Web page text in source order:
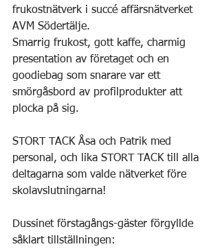
frukostnätverk i succé affärsnätverket
AVM Södertälje.
Smarrig frukost, gott kaffe, charmig
presentation av företaget och en
goodiebag som snarare var ett
smörgåsbord av profilprodukter att
plocka på sig.
STORT TACK Åsa och Patrik med
personal, och lika STORT TACK till alla
deltagarna som valde nätverket före
skolavslutningarna!
Dussinet förstagångs-gäster förgyllde
såklart tillställningen: